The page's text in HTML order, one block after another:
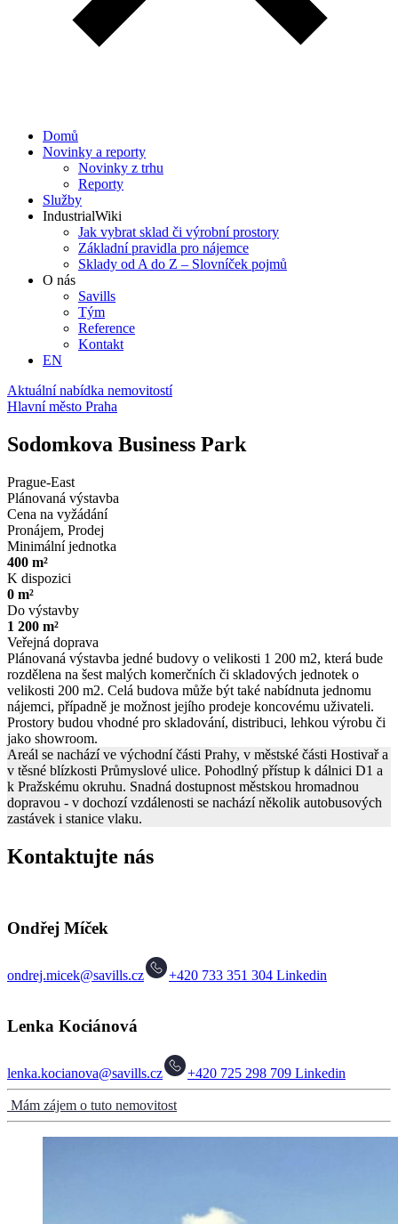
Domů
Novinky a reporty
Novinky z trhu
Reporty
Služby
IndustrialWiki
Jak vybrat sklad či výrobní prostory
Základní pravidla pro nájemce
Sklady od A do Z – Slovníček pojmů
O nás
Savills
Tým
Reference
Kontakt​
EN
Aktuální nabídka nemovitostí
Hlavní město Praha
Sodomkova Business Park
Prague-East
Plánovaná výstavba
Cena na vyžádání
Pronájem, Prodej
Minimální jednotka
400 m²
K dispozici
0 m²
Do výstavby
1 200 m²
Veřejná doprava
Plánovaná výstavba jedné budovy o velikosti 1 200 m2, která bude
rozdělena na šest malých komerčních či skladových jednotek o
velikosti 200 m2. Celá budova může být také nabídnuta jednomu
nájemci, případně je možnost jejího prodeje koncovému uživateli.
Prostory budou vhodné pro skladování, distribuci, lehkou výrobu či
jako showroom.
Areál se nachází ve východní části Prahy, v městské části Hostivař a
v těsné blízkosti Průmyslové ulice. Pohodlný přístup k dálnici D1 a
k Pražskému okruhu. Snadná dostupnost městskou hromadnou
dopravou - v dochozí vzdálenosti se nachází několik autobusových
zastávek i stanice vlaku.
Kontaktujte nás
Ondřej Míček
ondrej.micek@savills.cz +420 733 351 304 Linkedin
Lenka Kociánová
lenka.kocianova@savills.cz +420 725 298 709 Linkedin
Mám zájem o tuto nemovitost